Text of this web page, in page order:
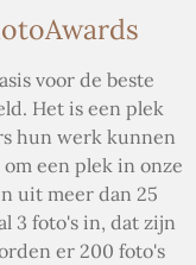
voor de beste
Het is een plek
hun werk kunnen
een ​​plek in onze
uit meer dan 25
3 foto's in, dat zijn
er 200 foto's